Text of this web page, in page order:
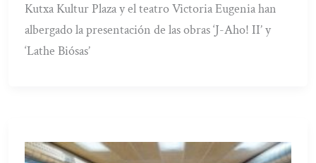
Kutxa Kultur Plaza y el teatro Victoria Eugenia han
albergado la presentación de las obras ‘J-Aho! II’ y
‘Lathe Biósas’